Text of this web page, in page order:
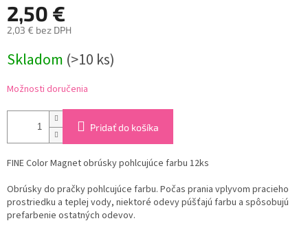
2,50 €
2,03 € bez DPH
cena:
Skladom (>10 ks)
Možnosti doručenia
Pridať do košíka
FINE Color Magnet obrúsky pohlcujúce farbu 12ks
Obrúsky do pračky pohlcujúce farbu. Počas prania vplyvom pracieho
prostriedku a teplej vody, niektoré odevy púšťajú farbu a spôsobujú
prefarbenie ostatných odevov.